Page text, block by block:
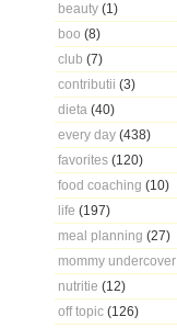
beauty (1)
boo (8)
club (7)
contributii (3)
dieta (40)
every day (438)
favorites (120)
food coaching (10)
life (197)
meal planning (27)
mommy undercover
nutritie (12)
off topic (126)